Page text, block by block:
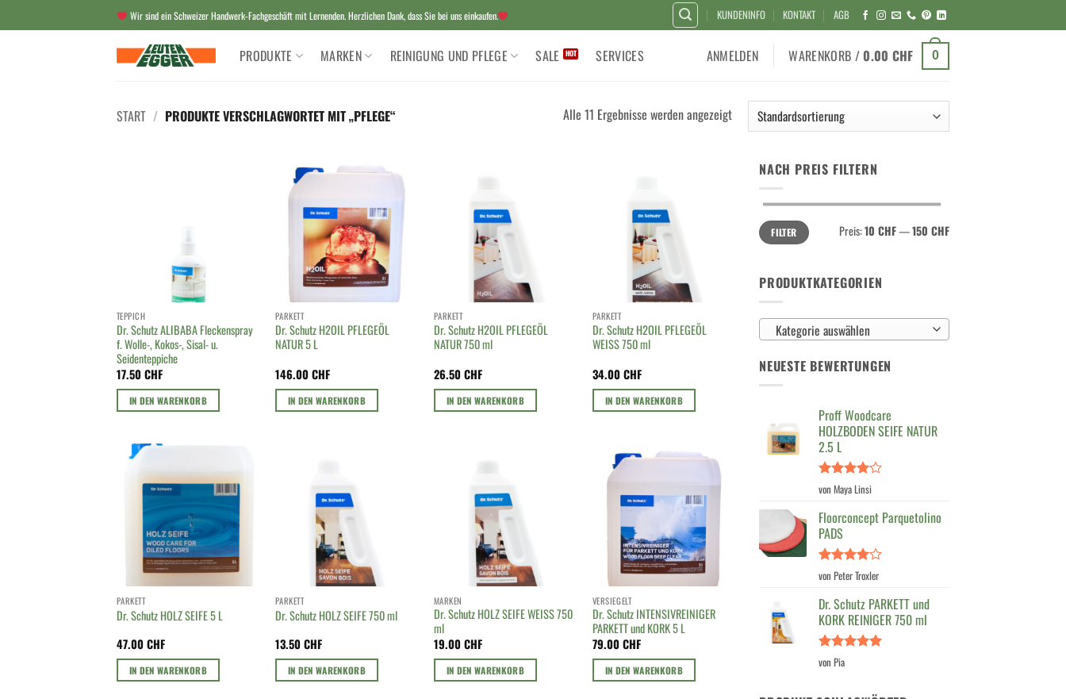
Inhalt
Wir sind ein Schweizer Handwerk-Fachgeschäft mit Lernenden. Herzlichen Dank, dass Sie bei uns einkaufen. KUNDENINFO KONTAKT AGB
PRODUKTE MARKEN REINIGUNG UND PFLEGE SALE SERVICES ANMELDEN WARENKORB / 0.00 CHF 0
START / PRODUKTE VERSCHLAGWORTET MIT „PFLEGE“ Alle 11 Ergebnisse werden angezeigt
TEPPICH
Dr. Schutz ALIBABA Fleckenspray
f. Wolle-, Kokos-, Sisal- u.
Seidenteppiche
17.50CHF
IN DEN WARENKORB
PARKETT
Dr. Schutz H2OIL PFLEGEÖL
NATUR 5 L
146.00CHF
IN DEN WARENKORB
PARKETT
Dr. Schutz H2OIL PFLEGEÖL
NATUR 750 ml
26.50CHF
IN DEN WARENKORB
PARKETT
Dr. Schutz H2OIL PFLEGEÖL
WEISS 750 ml
34.00CHF
IN DEN WARENKORB
PARKETT
Dr. Schutz HOLZ SEIFE 5 L
47.00CHF
IN DEN WARENKORB
PARKETT
Dr. Schutz HOLZ SEIFE 750 ml
13.50CHF
IN DEN WARENKORB
MARKEN
Dr. Schutz HOLZ SEIFE WEISS 750
ml
19.00CHF
IN DEN WARENKORB
VERSIEGELT
Dr. Schutz INTENSIVREINIGER
PARKETT und KORK 5 L
79.00CHF
IN DEN WARENKORB
NACH PREIS FILTERN
Min.
Preis
Max.
PreisFILTER Preis:10 CHF—150 CHF
PRODUKTKATEGORIEN
Kategorie auswählen
NEUESTE BEWERTUNGEN
Proff Woodcare
HOLZBODEN SEIFE NATUR
2.5 L
Bewertet
4
von 5
von Maya Linsi
Floorconcept Parquetolino
PADS
Bewertet
von 5
von Peter Troxler
Dr. Schutz PARKETT und
KORK REINIGER 750 ml
Bewertet
von Pia